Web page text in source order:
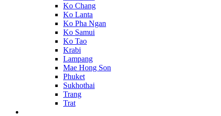
Ko Chang
Ko Lanta
Ko Pha Ngan
Ko Samui
Ko Tao
Krabi
Lampang
Mae Hong Son
Phuket
Sukhothai
Trang
Trat